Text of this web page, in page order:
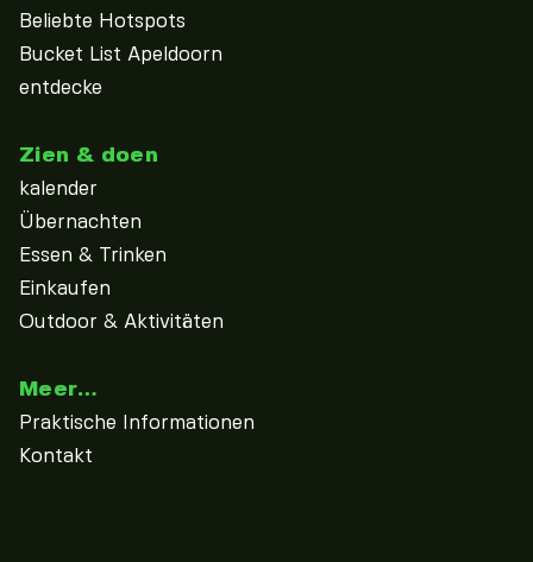
Beliebte Hotspots
Bucket List Apeldoorn
entdecke
Zien & doen
kalender
Übernachten
Essen & Trinken
Einkaufen
Outdoor & Aktivitäten
Meer…
Praktische Informationen
Kontakt